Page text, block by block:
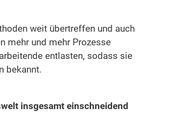
weit übertreffen und auch
mehr und mehr Prozesse
entlasten, sodass sie
bekannt.
insgesamt einschneidend